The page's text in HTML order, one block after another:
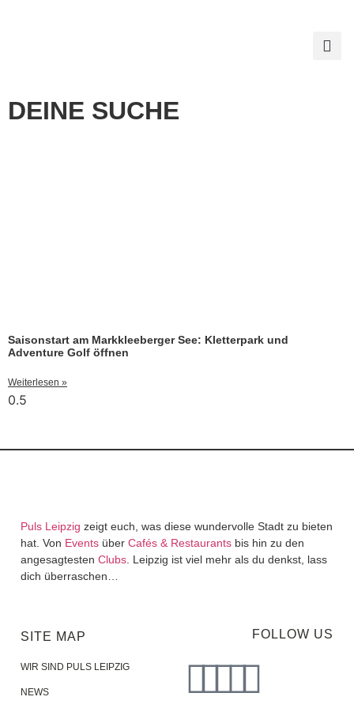
DEINE SUCHE
Saisonstart am Markkleeberger See: Kletterpark und
Adventure Golf öffnen
Weiterlesen »
Puls Leipzig zeigt euch, was diese wundervolle Stadt zu bieten
hat. Von Events über Cafés & Restaurants bis hin zu den
angesagtesten Clubs. Leipzig ist viel mehr als du denkst, lass
dich überraschen…
SITE MAP
WIR SIND PULS LEIPZIG
NEWS
FOLLOW US